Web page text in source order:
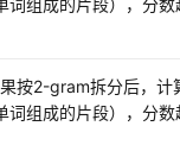
词组成的片段），分
按2-gram拆分后，
词组成的片段），分